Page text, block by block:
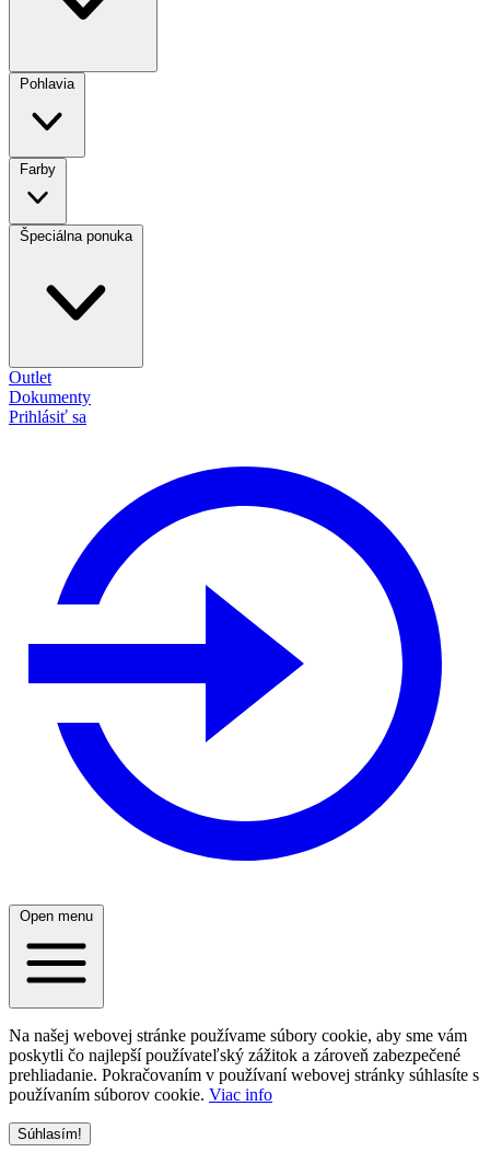
Pohlavia
Farby
Špeciálna ponuka
Outlet
Dokumenty
Prihlásiť sa
Open menu
Na našej webovej stránke používame súbory cookie, aby sme vám
poskytli čo najlepší používateľský zážitok a zároveň zabezpečené
prehliadanie. Pokračovaním v používaní webovej stránky súhlasíte s
používaním súborov cookie. Viac info
Súhlasím!